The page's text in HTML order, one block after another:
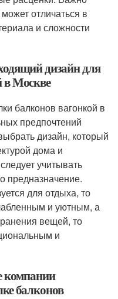
отличаться в
и сложности
дизайн для
в Москве
балконов вагонкой в
предпочтений
дизайн, который
дома и
учитывать
предназначение.
для отдыха, то
и уютным, а
вещей, то
и
компании
балконов